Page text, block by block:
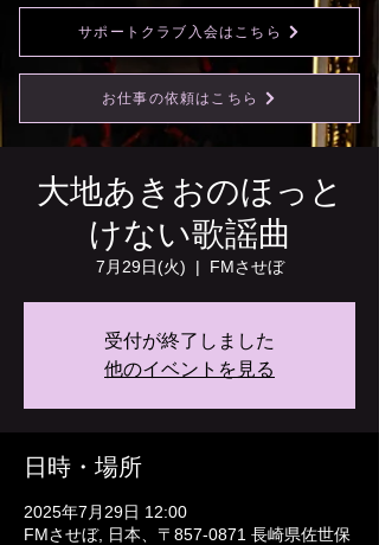
お仕事の依頼はこちら
サポートクラブ入会はこちら
大地あきおのほっと
けない歌謡曲
7月29日(火)
  |
FMさせぼ
受付が終了しました
他のイベントを見る
日時・場所
2025年7月29日 12:00
FMさせぼ, 日本、〒857-0871 長崎県佐世保